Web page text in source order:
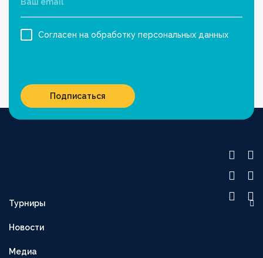
Турниры
OLIMPBET-КУБОК
Новости
Медиа
Согласен на обработку персональных данных
Подписаться